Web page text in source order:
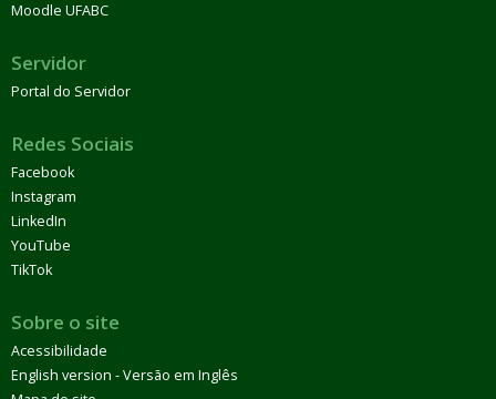
Moodle UFABC
Servidor
Portal do Servidor
Redes Sociais
Facebook
Instagram
LinkedIn
YouTube
TikTok
Sobre o site
Acessibilidade
English version - Versão em Inglês